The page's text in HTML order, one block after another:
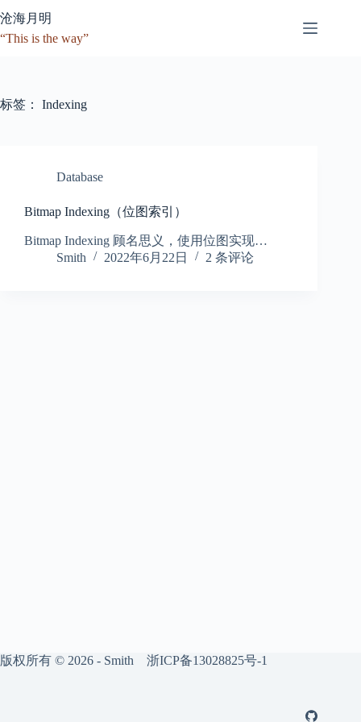
至
内
沧海月明
“This is the way”
标签： Indexing
Database
Bitmap Indexing（位图索引）
Bitmap Indexing 顾名思义，使用位图实现…
Smith
2022年6月22日 2 条评论
版权所有 © 2026 - Smith 浙ICP备13028825号-1